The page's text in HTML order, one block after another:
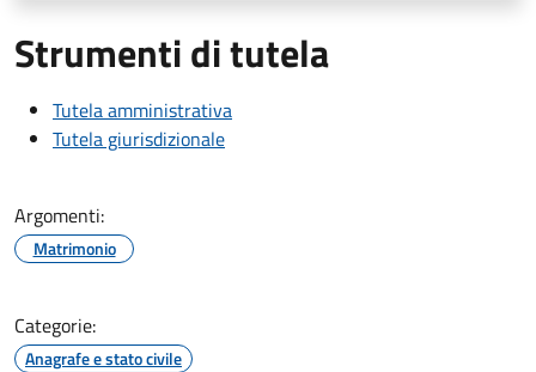
Strumenti di tutela
Tutela amministrativa
Tutela giurisdizionale
Argomenti:
Matrimonio
Categorie:
Anagrafe e stato civile